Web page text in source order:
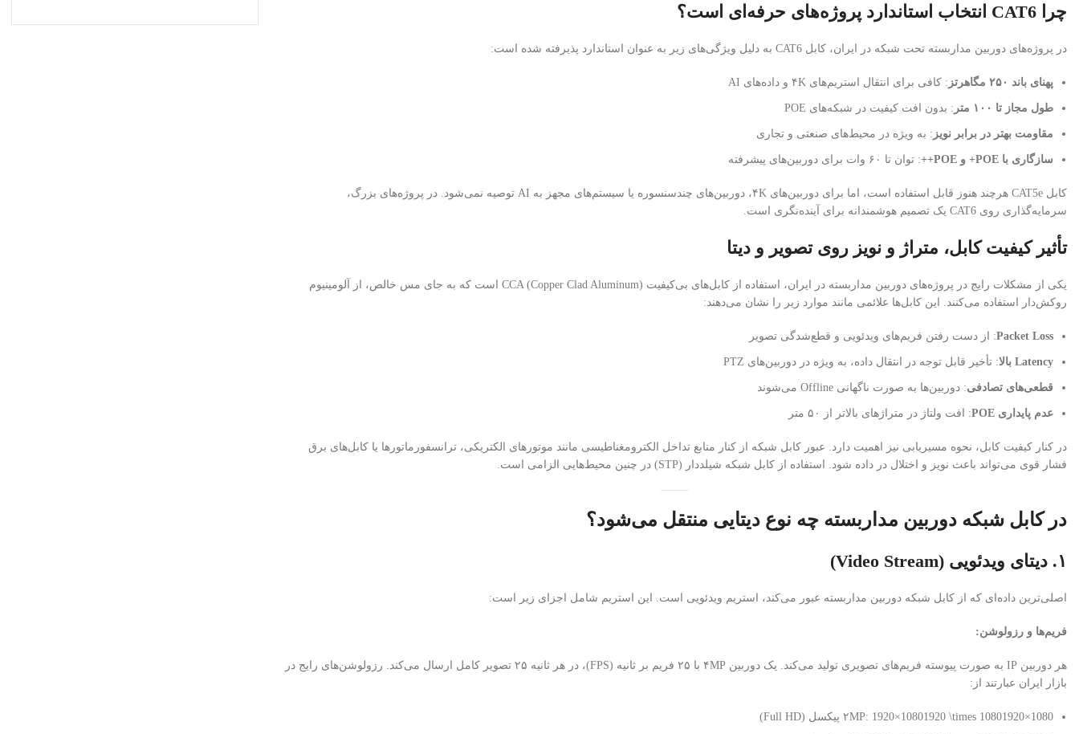
چرا CAT6 انتخاب استاندارد پروژه‌های حرفه‌ای است؟
در پروژه‌های دوربین مداربسته تحت شبکه در ایران، کابل CAT6 به دلیل ویژگی‌های زیر به عنوان استاندارد پذیرفته شده است:
پهنای باند ۲۵۰ مگاهرتز : کافی برای انتقال استریم‌های ۴K و داده‌های AI
طول مجاز تا ۱۰۰ متر : بدون افت کیفیت در شبکه‌های POE
مقاومت بهتر در برابر نویز : به ویژه در محیط‌های صنعتی و تجاری
سازگاری با POE+ و POE++ : توان تا ۶۰ وات برای دوربین‌های پیشرفته
کابل CAT5e هرچند هنوز قابل استفاده است، اما برای دوربین‌های ۴K، دوربین‌های چندسنسوره یا سیستم‌های مجهز به AI توصیه نمی‌شود. در پروژه‌های بزرگ،
سرمایه‌گذاری روی CAT6 یک تصمیم هوشمندانه برای آینده‌نگری است.
تأثیر کیفیت کابل، متراژ و نویز روی تصویر و دیتا
یکی از مشکلات رایج در پروژه‌های دوربین مداربسته در ایران، استفاده از کابل‌های بی‌کیفیت CCA (Copper Clad Aluminum) است که به جای مس خالص، از آلومینیوم
روکش‌دار استفاده می‌کنند. این کابل‌ها علائمی مانند موارد زیر را نشان می‌دهند:
Packet Loss: از دست رفتن فریم‌های ویدئویی و قطع‌شدگی تصویر
Latency بالا : تأخیر قابل توجه در انتقال داده، به ویژه در دوربین‌های PTZ
قطعی‌های تصادفی: دوربین‌ها به صورت ناگهانی Offline می‌شوند
عدم پایداری POE : افت ولتاژ در متراژهای بالاتر از ۵۰ متر
در کنار کیفیت کابل، نحوه مسیریابی نیز اهمیت دارد. عبور کابل شبکه از کنار منابع تداخل الکترومغناطیسی مانند موتورهای الکتریکی، ترانسفورماتورها یا کابل‌های برق
فشار قوی می‌تواند باعث نویز و اختلال در داده شود. استفاده از کابل شبکه شیلددار (STP) در چنین محیط‌هایی الزامی است.
در کابل شبکه دوربین مداربسته چه نوع دیتایی منتقل می‌شود؟
۱. دیتای ویدئویی (Video Stream)
اصلی‌ترین داده‌ای که از کابل شبکه دوربین مداربسته عبور می‌کند، استریم ویدئویی است. این استریم شامل اجزای زیر است:
فریم‌ها و رزولوشن:
هر دوربین IP به صورت پیوسته فریم‌های تصویری تولید می‌کند. یک دوربین ۴MP با ۲۵ فریم بر ثانیه (FPS)، در هر ثانیه ۲۵ تصویر کامل ارسال می‌کند. رزولوشن‌های رایج در
بازار ایران عبارتند از:
۲MP: 1920×10801920 \times 10801920×1080 پیکسل (Full HD)